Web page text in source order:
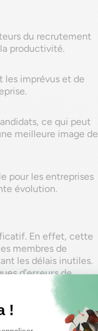
du recrutement
productivité.
les imprévus et de
ce qui peut
meilleure image de
pour les entreprises
évolution.
En effet, cette
membres de
les délais inutiles.
d’erreurs de
à une meilleure
est